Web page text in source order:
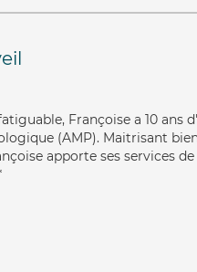
Françoise a 10 ans
(AMP). Maitrisant
apporte ses services